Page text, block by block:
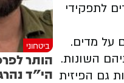
לתפקידי
על מדים.
השונות.
גם הפיזית
ביטחוני
הותר
הי"ד